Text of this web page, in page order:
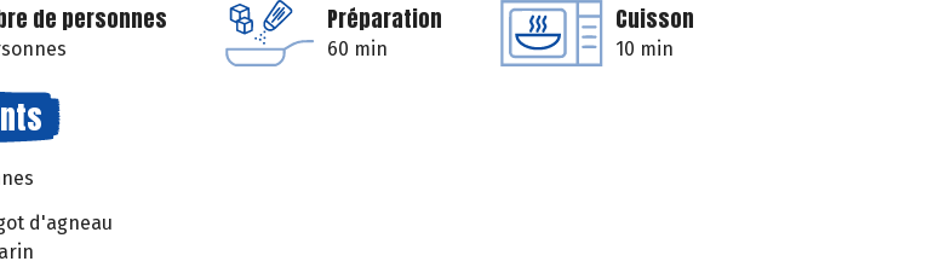
de personnes Préparation
60 min
Cuisson
10 min
d'agneau